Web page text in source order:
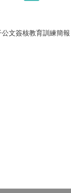
公文簽核教育訓練簡報